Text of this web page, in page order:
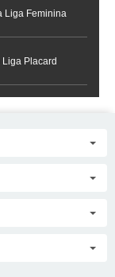
Liga Feminina
Placard